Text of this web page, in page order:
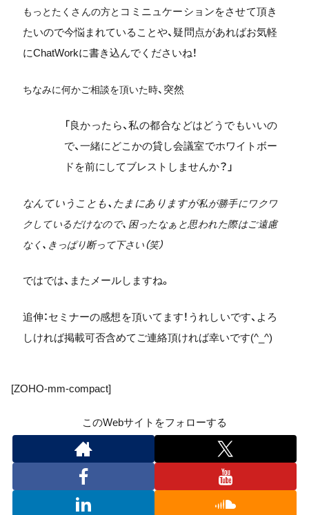
もっとたくさんの方と コミニュケーションをさせて頂き
たいので今悩まれていることや、疑問点があればお気軽
にChatWorkに書き込んでくださいね！
ちなみに何かご相談を頂いた時、 突然
「良かったら、私の都合などはどうでもいいの
で、一緒にどこかの貸し会議室でホワイトボー
ドを前にしてブレストしませんか？」
なんていうことも、たまにありますが私が勝手にワクワ
クしているだけなので、 困ったなぁと思われた際はご遠慮
なく、きっぱり断って下さい（笑）
ではでは、またメールしますね。
追伸：セミナーの感想を頂いてます！うれしいです、よろ
しければ掲載可否含めてご連絡頂ければ幸いです(^_^)
[ZOHO-mm-compact]
このWebサイトをフォローする